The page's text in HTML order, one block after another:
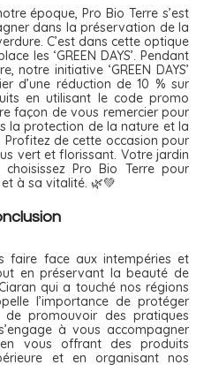
époque, Pro Bio Terre s’est
dans la préservation de la
C’est dans cette optique
les ‘GREEN DAYS’. Pendant
initiative ‘GREEN DAYS’
d’une réduction de 10 % sur
en utilisant le code promo
façon de vous remercier pour
la protection de la nature et la
de cette occasion pour
vert et florissant. Votre jardin
Pro Bio Terre pour
à sa vitalité. 🌿💚
faire face aux intempéries et
en préservant la beauté de
qui a touché nos régions
l’importance de protéger
promouvoir des pratiques
à vous accompagner
vous offrant des produits
et en organisant nos